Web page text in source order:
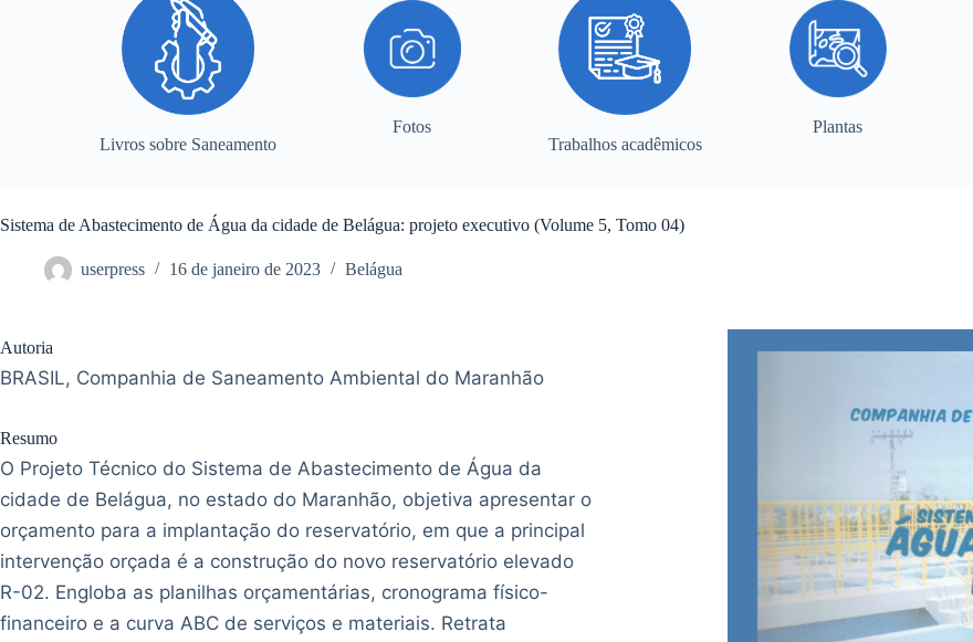
Livros sobre Saneamento
Fotos
Trabalhos acadêmicos
Plantas
Sistema de Abastecimento de Água da cidade de Belágua: projeto executivo (Volume 5, Tomo 04)
userpress 16 de janeiro de 2023 Belágua
Autoria
BRASIL, Companhia de Saneamento Ambiental do Maranhão
Resumo
O Projeto Técnico do Sistema de Abastecimento de Água da
cidade de Belágua, no estado do Maranhão, objetiva apresentar o
orçamento para a implantação do reservatório, em que a principal
intervenção orçada é a construção do novo reservatório elevado
R-02. Engloba as planilhas orçamentárias, cronograma físico-
financeiro e a curva ABC de serviços e materiais. Retrata